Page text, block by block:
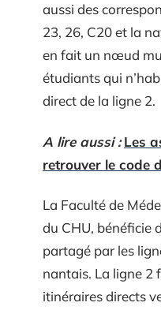
aussi des
23, 26, C20 et la
en fait un nœud
étudiants qui
direct de la ligne 2.
A lire aussi : Les
retrouver le code
La Faculté de
du CHU, bénéficie
partagé par les
nantais. La ligne 2
itinéraires directs